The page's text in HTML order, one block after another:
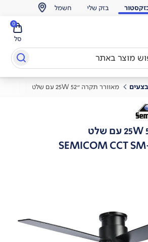
בזק שלי חשמל
סל
0
מאוורר תקרה "25W 52 עם שלט
SEMICOM CCT